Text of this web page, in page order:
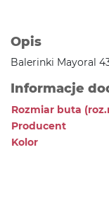
Opis
Balerinki Mayoral
Informacje
Rozmiar buta
Producent
Kolor